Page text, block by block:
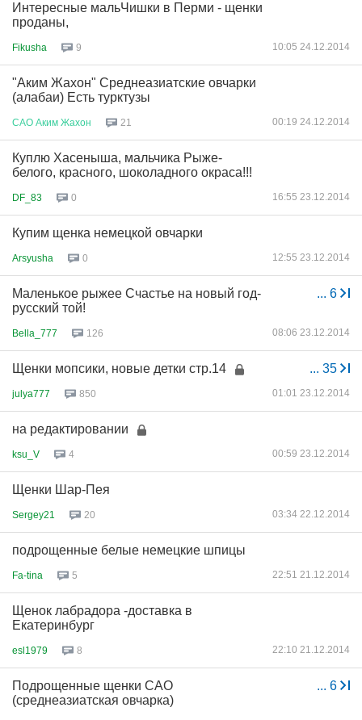
Интересные мальЧишки в Перми - щенки
проданы,
Fikusha 9 10:05 24.12.2014
"Аким Жахон" Среднеазиатские овчарки
(алабаи) Есть турктузы
САО Аким Жахон 21 00:19 24.12.2014
Куплю Хасеныша, мальчика Рыже-
белого, красного, шоколадного окраса!!!
DF_83 0 16:55 23.12.2014
Купим щенка немецкой овчарки
Arsyusha 0 12:55 23.12.2014
... 6
Маленькое рыжее Счастье на новый год-
русский той!
Bella_777 126 08:06 23.12.2014
... 35
Щенки мопсики, новые детки стр.14
julya777 850 01:01 23.12.2014
на редактировании
ksu_V 4 00:59 23.12.2014
Щенки Шар-Пея
Sergey21 20 03:34 22.12.2014
подрощенные белые немецкие шпицы
Fa-tina 5 22:51 21.12.2014
Щенок лабрадора -доставка в
Екатеринбург
esl1979 8 22:10 21.12.2014
... 6
Подрощенные щенки САО
(среднеазиатская овчарка)